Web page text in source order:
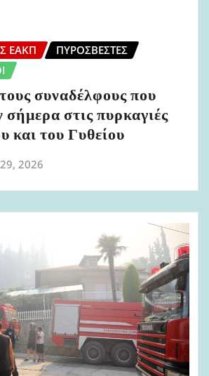
ΕΑΚΠ
ΠΥΡΟΣΒΈΣΤΕΣ
συναδέλφους που
στις πυρκαγιές
και του Γυθείου
2026